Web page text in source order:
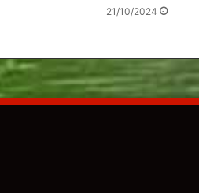
21/10/2024